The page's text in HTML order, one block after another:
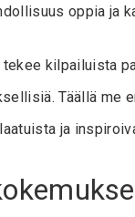
oppia ja
kilpailuista
Täällä me
ja